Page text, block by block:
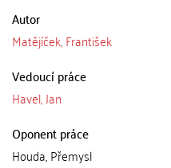
Autor
Matějíček, František
Vedoucí práce
Havel, Jan
Oponent práce
Houda, Přemysl